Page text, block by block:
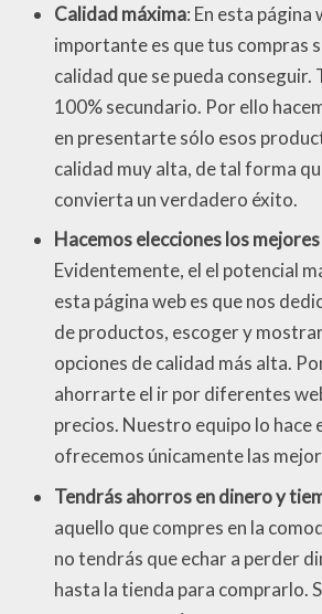
Calidad máxima: En esta página
importante es que tus compras
calidad que se pueda conseguir.
100% secundario. Por ello
en presentarte sólo esos
calidad muy alta, de tal forma
convierta un verdadero éxito.
Hacemos elecciones los
Evidentemente, el el potencial
esta página web es que nos
de productos, escoger y
opciones de calidad más alta.
ahorrarte el ir por diferentes
precios. Nuestro equipo lo hace
ofrecemos únicamente las
Tendrás ahorros en dinero y
aquello que compres en la
no tendrás que echar a perder
hasta la tienda para comprarlo.